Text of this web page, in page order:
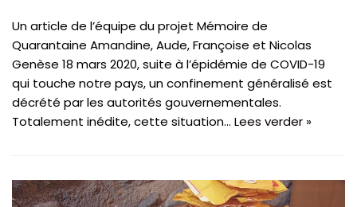
Un article de l’équipe du projet Mémoire de
Quarantaine Amandine, Aude, Françoise et Nicolas
Genèse 18 mars 2020, suite à l’épidémie de COVID-19
qui touche notre pays, un confinement généralisé est
décrété par les autorités gouvernementales.
Totalement inédite, cette situation… Lees verder »